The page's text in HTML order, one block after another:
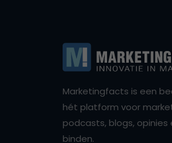
Marketingfacts is een
hét platform voor
podcasts, blogs,
binden.